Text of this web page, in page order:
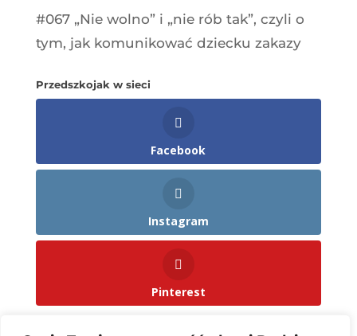
#067 „Nie wolno” i „nie rób tak”, czyli o
tym, jak komunikować dziecku zakazy
Przedszkojak w sieci
Facebook
Instagram
Pinterest